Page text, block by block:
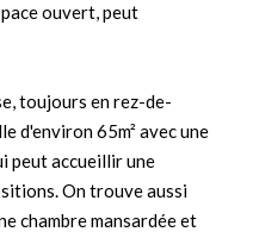
ouvert, peut
toujours en rez-de-
d'environ 65m² avec une
peut accueillir une
On trouve aussi
chambre mansardée et